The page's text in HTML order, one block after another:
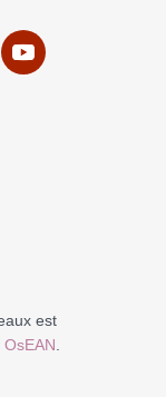
est
OsEAN